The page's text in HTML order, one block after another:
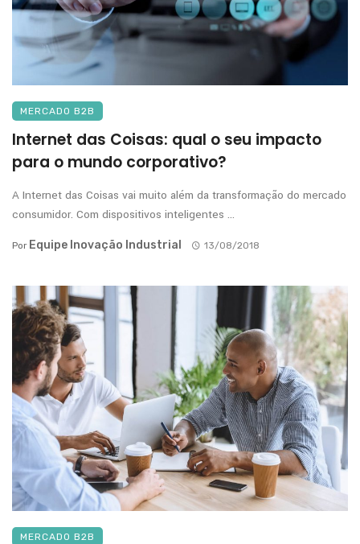
MERCADO B2B
Internet das Coisas: qual o seu impacto
para o mundo corporativo?
A Internet das Coisas vai muito além da transformação do mercado
consumidor. Com dispositivos inteligentes ...
Por Equipe Inovação Industrial 13/08/2018
MERCADO B2B